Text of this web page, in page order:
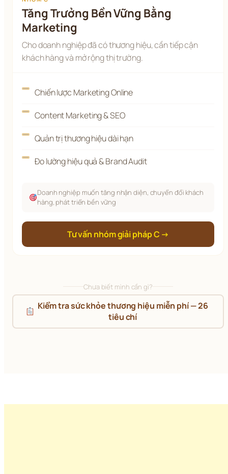
Tăng Trưởng Bền Vững Bằng
Marketing
Cho doanh nghiệp đã có thương hiệu, cần tiếp cận
khách hàng và mở rộng thị trường.
Chiến lược Marketing Online
Content Marketing & SEO
Quản trị thương hiệu dài hạn
Đo lường hiệu quả & Brand Audit
Doanh nghiệp muốn tăng nhận diện, chuyển đổi khách
hàng, phát triển bền vững
Tư vấn nhóm giải pháp C →
Chưa biết mình cần gì?
tiêu chí